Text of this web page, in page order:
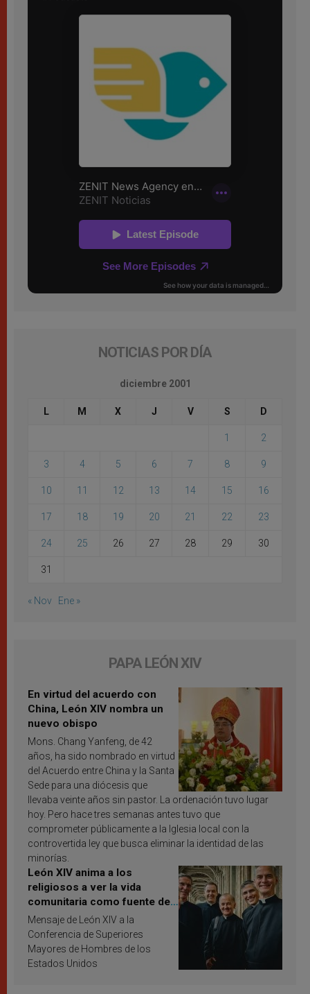
NOTICIAS POR DÍA
diciembre 2001
L M X J V S D
1 2
3 4 5 6 7 8 9
10 11 12 13 14 15 16
17 18 19 20 21 22 23
24 25 26 27 28 29 30
31
« Nov Ene »
PAPA LEÓN XIV
En virtud del acuerdo con
China, León XIV nombra un
nuevo obispo
Mons. Chang Yanfeng, de 42
años, ha sido nombrado en virtud
del Acuerdo entre China y la Santa
Sede para una diócesis que
llevaba veinte años sin pastor. La ordenación tuvo lugar
hoy. Pero hace tres semanas antes tuvo que
comprometer públicamente a la Iglesia local con la
controvertida ley que busca eliminar la identidad de las
minorías.
León XIV anima a los
religiosos a ver la vida
comunitaria como fuente de
inspiración y santificación
Mensaje de León XIV a la
Conferencia de Superiores
Mayores de Hombres de los
Estados Unidos